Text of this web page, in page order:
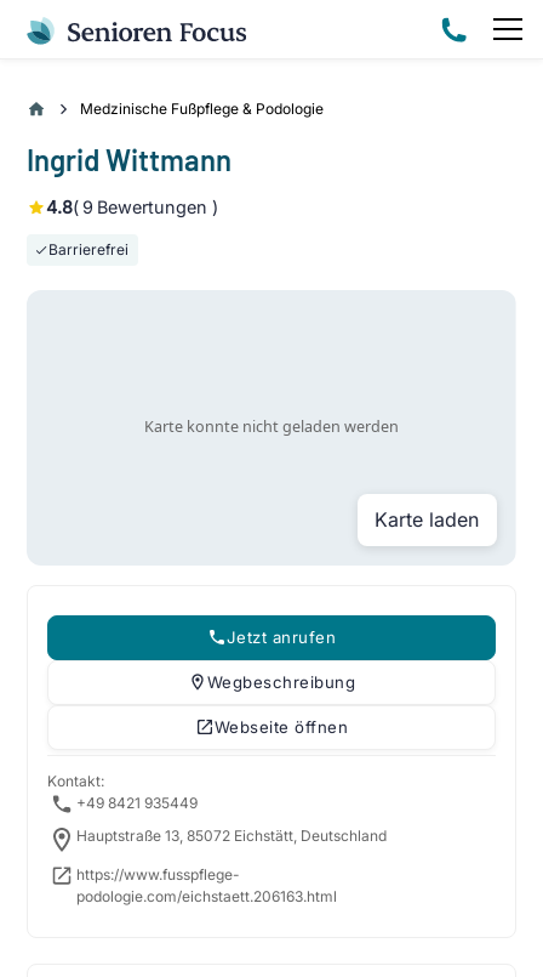
Medzinische Fußpflege & Podologie
Ingrid Wittmann
4.8( 9 Bewertungen )
Barrierefrei
Karte laden
Jetzt anrufen
Wegbeschreibung
Webseite öffnen
Kontakt:
+49 8421 935449
Hauptstraße 13, 85072 Eichstätt, Deutschland
https://www.fusspflege-
podologie.com/eichstaett.206163.html